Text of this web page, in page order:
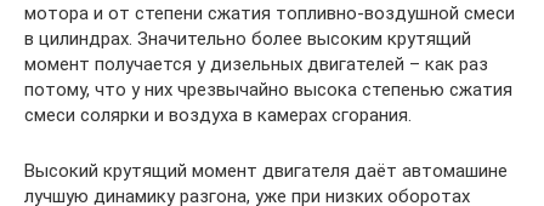
мотора и от степени сжатия топливно-воздушной смеси
в цилиндрах. Значительно более высоким крутящий
момент получается у дизельных двигателей – как раз
потому, что у них чрезвычайно высока степенью сжатия
смеси солярки и воздуха в камерах сгорания.
Высокий крутящий момент двигателя даёт автомашине
лучшую динамику разгона, уже при низких оборотах